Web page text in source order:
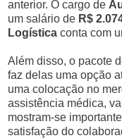
anterior. O cargo de
um salário de R$
Logística conta com
Além disso, o pacote
faz delas uma opção
uma colocação no
assistência médica,
mostram-se
satisfação do